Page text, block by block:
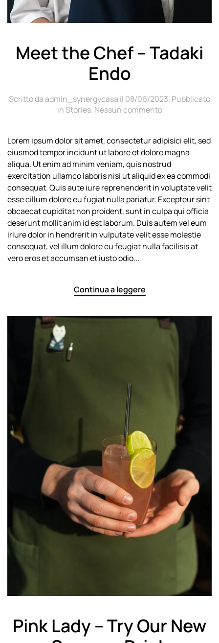
Meet the Chef – Tadaki
Endo
Scritto daadmin_synergycasa il 08/06/2023. Pubblicato
inStories. Nessun commentosu
Chef
–
Tadaki
Endo
Lorem ipsum dolor sit amet, consectetur adipisici elit, sed
eiusmod tempor incidunt ut labore et dolore magna
aliqua. Ut enim ad minim veniam, quis nostrud
exercitation ullamco laboris nisi ut aliquid ex ea commodi
consequat. Quis aute iure reprehenderit in voluptate velit
esse cillum dolore eu fugiat nulla pariatur. Excepteur sint
obcaecat cupiditat non proident, sunt in culpa qui officia
deserunt mollit anim id est laborum. Duis autem vel eum
iriure dolor in hendrerit in vulputate velit esse molestie
consequat, vel illum dolore eu feugiat nulla facilisis at
vero eros et accumsan et iusto odio...
Continua a leggere
Pink Lady – Try Our New